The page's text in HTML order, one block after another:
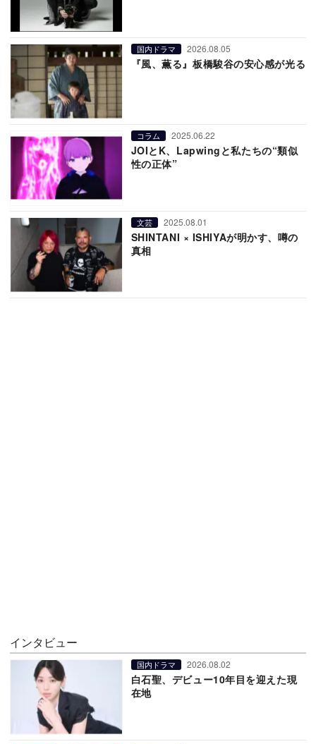
国内ドラマ 2026.08.05
『風、薫る』板橋駿谷の安心感が光る
コラム 2025.06.22
JOIとK、Lapwingと私たちの“類似
性の正体”
文芸 2025.08.01
SHINTANI × ISHIYAが明かす、噂の
真相
インタビュー
国内ドラマ 2026.08.02
白石聖、デビュー10年目を迎えた現
在地